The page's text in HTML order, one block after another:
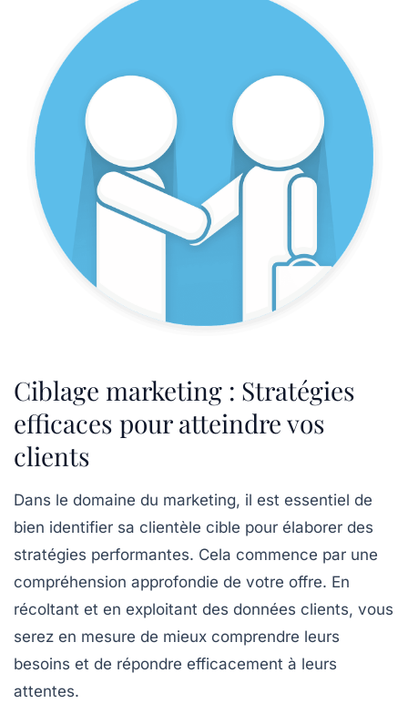
Ciblage marketing : Stratégies
efficaces pour atteindre vos
clients
Dans le domaine du marketing, il est essentiel de
bien identifier sa clientèle cible pour élaborer des
stratégies performantes. Cela commence par une
compréhension approfondie de votre offre. En
récoltant et en exploitant des données clients, vous
serez en mesure de mieux comprendre leurs
besoins et de répondre efficacement à leurs
attentes.